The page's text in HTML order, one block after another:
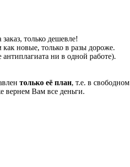
только дешевле!
новые, только в разы дороже.
ни в одной работе).
только её план, т.е. в
вернем Вам все деньги.